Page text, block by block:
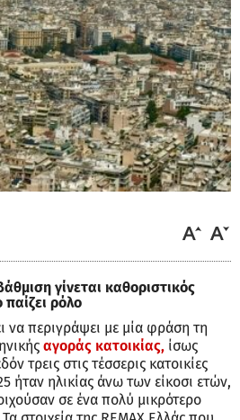
γίνεται καθοριστικός
ρόλο
να περιγράψει με μία φράση τη
αγοράς κατοικίας, ίσως
τρεις στις τέσσερις κατοικίες
ήταν ηλικίας άνω των είκοσι ετών,
σε ένα πολύ μικρότερο